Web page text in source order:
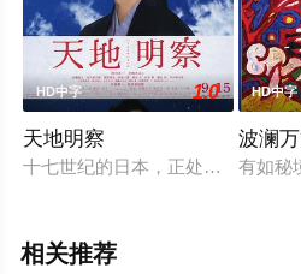
。HD中字 1.0
天地明察
十七世纪的日本，正处于德川幕
HD中字
波澜
有如秘
相关推荐